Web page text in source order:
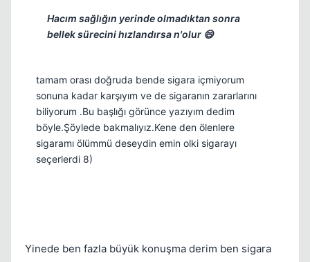
Hacım sağlığın yerinde olmadıktan sonra
bellek sürecini hızlandırsa n'olur 😄
tamam orası doğruda bende sigara içmiyorum
sonuna kadar karşıyım ve de sigaranın zararlarını
biliyorum .Bu başlığı görünce yazıyım dedim
böyle.Şöylede bakmalıyız.Kene den ölenlere
sigaramı ölümmü deseydin emin olki sigarayı
seçerlerdi 8)
Yinede ben fazla büyük konuşma derim ben sigara